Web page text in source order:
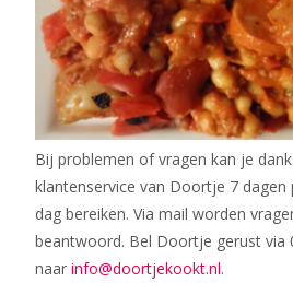
Bij problemen of vragen kan je
klantenservice van Doortje 7 dagen
dag bereiken. Via mail worden
beantwoord. Bel Doortje gerust via
naar info@doortjekookt.nl.